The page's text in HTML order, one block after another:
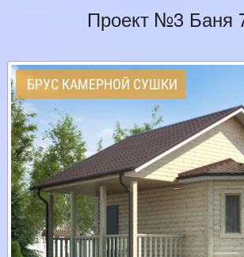
Проект №3 Баня
БРУС КАМЕРНОЙ СУШКИ